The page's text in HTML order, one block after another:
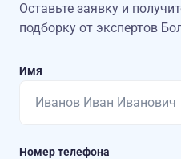
Оставьте заявку и
подборку от экспертов
Имя
Номер телефона